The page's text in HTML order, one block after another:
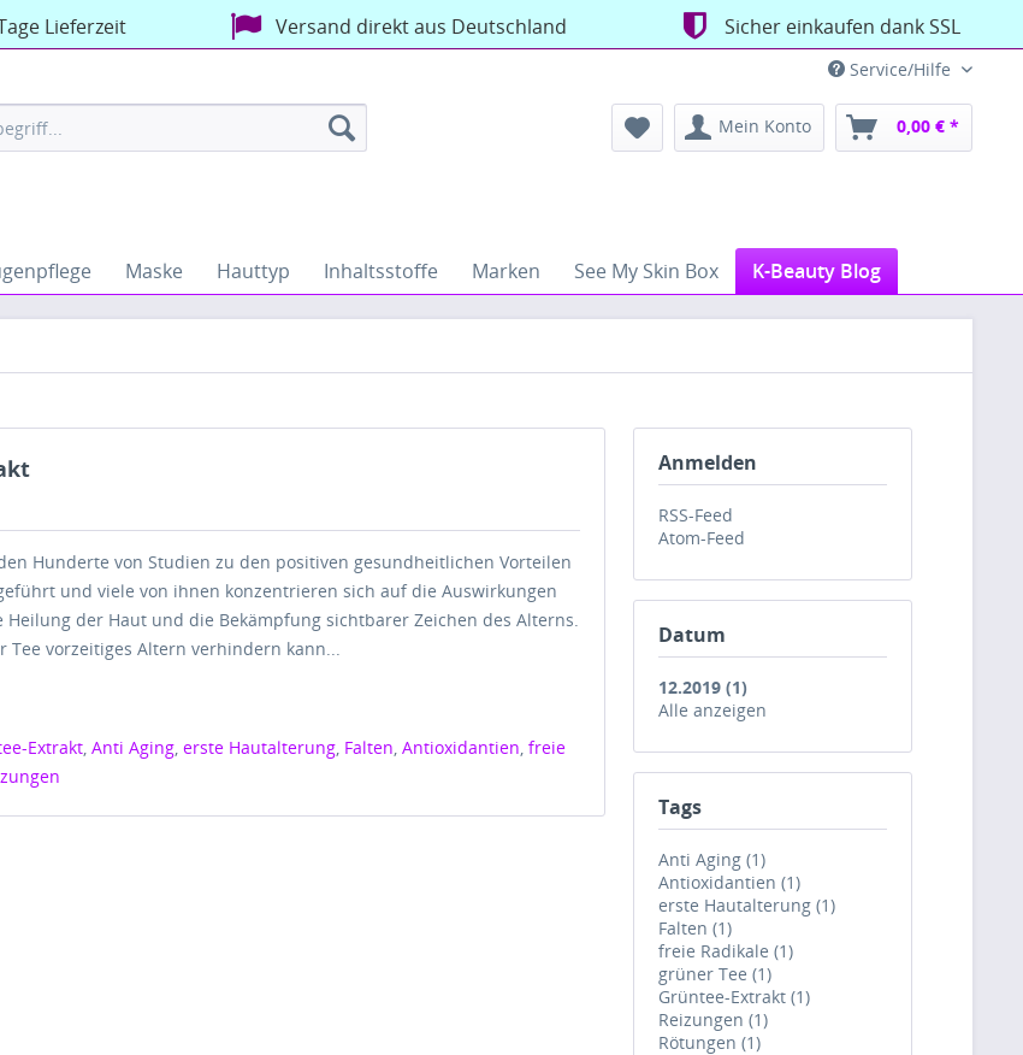
Lieferzeit Versand direkt aus Deutschland Sicher einkaufen dank SSL
Service/Hilfe
Mein Konto 0,00 € *
Maske Hauttyp Inhaltsstoffe Marken See My Skin Box K-Beauty Blog
Anmelden
RSS-Feed
Atom-Feed
Datum
12.2019 (1)
Alle anzeigen
Tags
Anti Aging (1)
Antioxidantien (1)
erste Hautalterung (1)
Falten (1)
freie Radikale (1)
grüner Tee (1)
Grüntee-Extrakt (1)
Reizungen (1)
Rötungen (1)
Hunderte von Studien zu den positiven gesundheitlichen Vorteilen
und viele von ihnen konzentrieren sich auf die Auswirkungen
Heilung der Haut und die Bekämpfung sichtbarer Zeichen des Alterns.
Tee vorzeitiges Altern verhindern kann...
Extrakt,Anti Aging,erste Hautalterung, Falten,Antioxidantien,freie